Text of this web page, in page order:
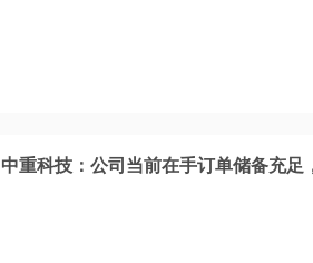
中重科技：公司当前在手订单储备充足